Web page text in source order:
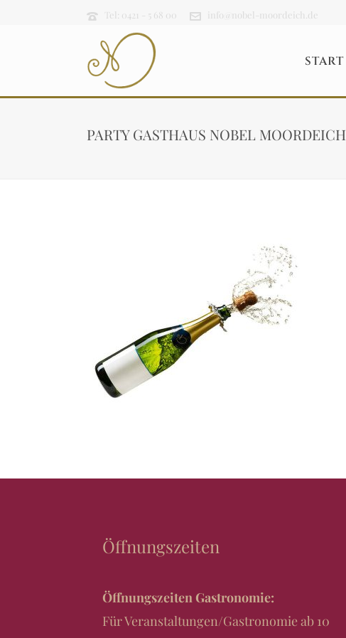
Tel: 0421 - 5 68 00 info@nobel-moordeich.de
START
PARTY GASTHAUS NOBEL MOORDEICH
Öffnungszeiten
Öffnungszeiten Gastronomie:
Für Veranstaltungen/Gastronomie ab 10